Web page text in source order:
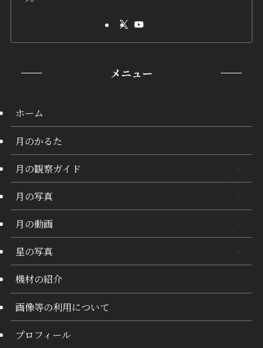
メニュー
ホーム
月のかるた
月の観察ガイド
月の写真
月の動画
星の写真
機材の紹介
画像等の利用について
プロフィール